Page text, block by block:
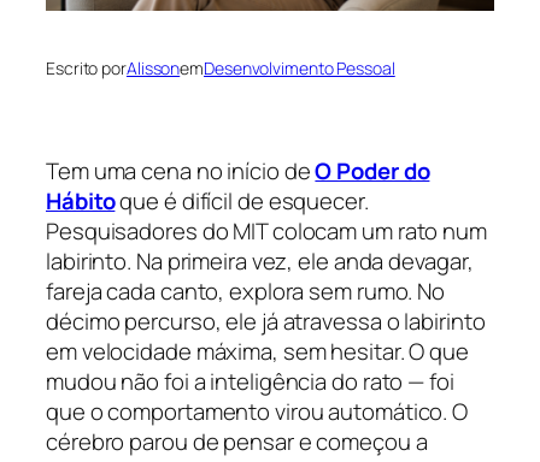
Escrito porAlissonemDesenvolvimento Pessoal
Tem uma cena no início deO Poder do
Hábitoque é difícil de esquecer.
Pesquisadores do MIT colocam um rato num
labirinto. Na primeira vez, ele anda devagar,
fareja cada canto, explora sem rumo. No
décimo percurso, ele já atravessa o labirinto
em velocidade máxima, sem hesitar. O que
mudou não foi a inteligência do rato — foi
que o comportamento virou automático. O
cérebro parou de pensar e começou a